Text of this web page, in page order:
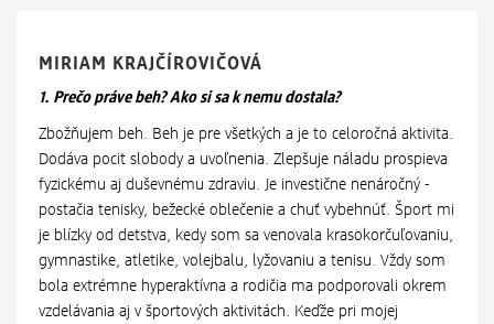
MIRIAM KRAJČÍROVIČOVÁ
1. Prečo práve beh? Ako si sa k nemu dostala?
Zbožňujem beh. Beh je pre všetkých a je to celoročná aktivita.
Dodáva pocit slobody a uvoľnenia. Zlepšuje náladu prospieva
fyzickému aj duševnému zdraviu. Je investične nenáročný -
postačia tenisky, bežecké oblečenie a chuť vybehnúť. Šport mi
je blízky od detstva, kedy som sa venovala krasokorčuľovaniu,
gymnastike, atletike, volejbalu, lyžovaniu a tenisu. Vždy som
bola extrémne hyperaktívna a rodičia ma podporovali okrem
vzdelávania aj v športových aktivitách. Keďže pri mojej